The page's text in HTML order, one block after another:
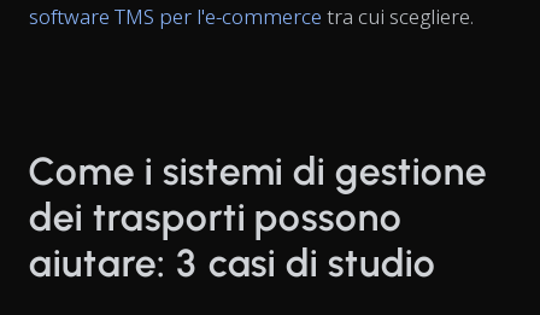
software TMS per l'e-commerce tra cui scegliere.
Come i sistemi di gestione
dei trasporti possono
aiutare: 3 casi di studio